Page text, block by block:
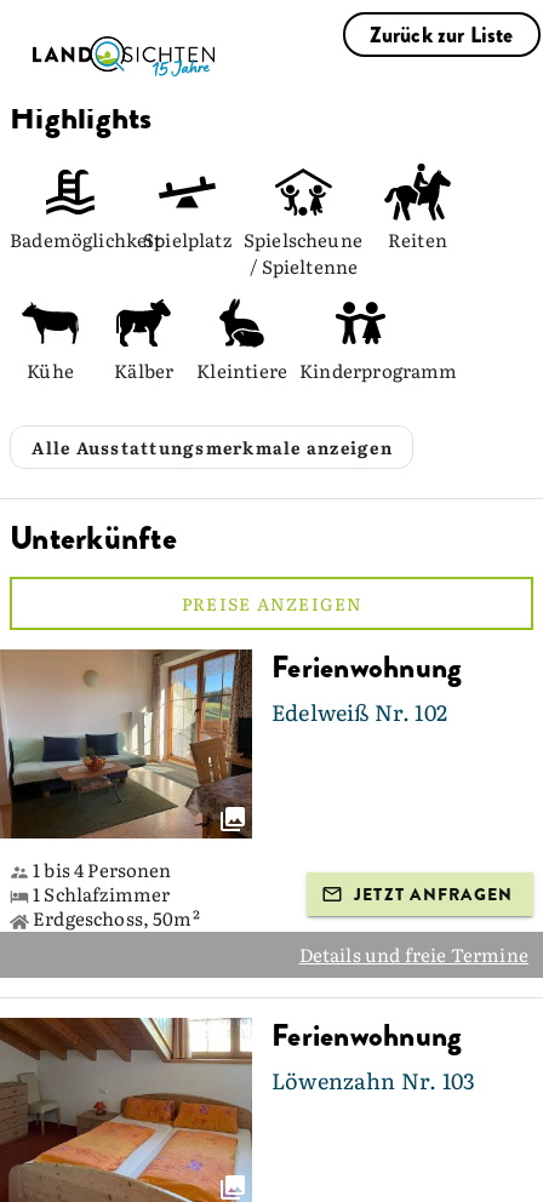
Zurück zur Liste
Highlights
BademöglichkeitSpielplatz Spielscheune
/ Spieltenne
Reiten
Kühe Kälber Kleintiere Kinderprogramm
Alle Ausstattungsmerkmale anzeigen
Unterkünfte
PREISE ANZEIGEN
Ferienwohnung
Edelweiß Nr. 102
1 bis 4 Personen
1 Schlafzimmer
Erdgeschoss, 50m²
JETZT ANFRAGEN
Details und freie Termine
Ferienwohnung
Löwenzahn Nr. 103